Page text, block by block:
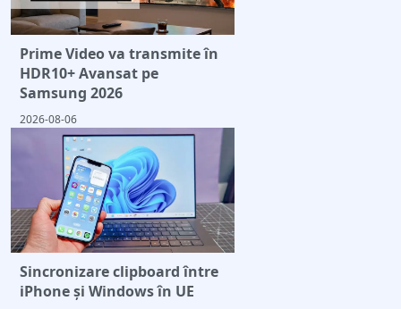
Prime Video va transmite în
HDR10+ Avansat pe
Samsung 2026
2026-08-06
Sincronizare clipboard între
iPhone și Windows în UE